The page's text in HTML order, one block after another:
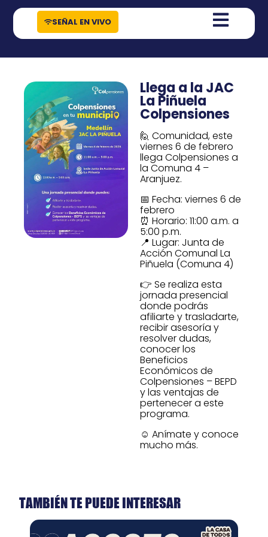
contenido
SEÑAL EN VIVO
Llega a la JAC
La Piñuela
Colpensiones
🙋 Comunidad, este
viernes 6 de febrero
llega Colpensiones a
la Comuna 4 –
Aranjuez.
📅 Fecha: viernes 6 de
febrero
⏰ Horario: 11:00 a.m. a
5:00 p.m.
📍 Lugar: Junta de
Acción Comunal La
Piñuela (Comuna 4)
👉 Se realiza esta
jornada presencial
donde podrás
afiliarte y trasladarte,
recibir asesoría y
resolver dudas,
conocer los
Beneficios
Económicos de
Colpensiones – BEPD
y las ventajas de
pertenecer a este
programa.
☺️ Anímate y conoce
mucho más.
TAMBIÉN TE PUEDE INTERESAR